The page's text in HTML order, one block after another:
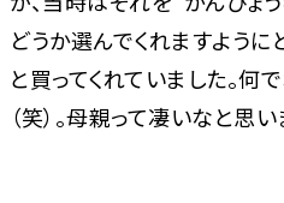
どうか選んでくれますように
と買ってくれていました。何
（笑）。母親って凄いなと思い